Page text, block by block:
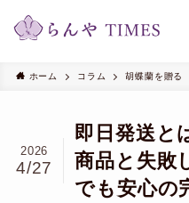
ホーム コラム 胡蝶蘭を贈る
即日発送と
商品と失敗
でも安心の
2026
4/27